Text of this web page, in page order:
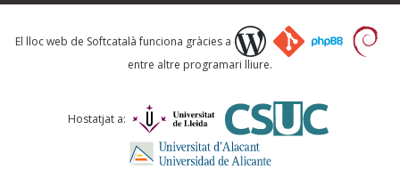
Què proposeu?
Comentari *
El lloc web de Softcatalà funciona gràcies a
entre altre programari lliure.
Hostatjat a: